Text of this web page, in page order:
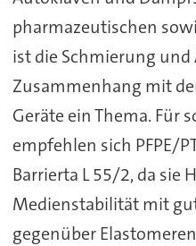
pharmazeutischen
ist die Schmierung
Zusammenhang mit
Geräte ein Thema. Für
empfehlen sich PFPE/
Barrierta L 55/2, da sie
Medienstabilität mit
gegenüber